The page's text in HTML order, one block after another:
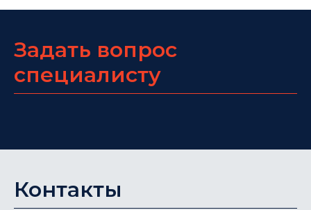
Задать вопрос
специалисту
Контакты